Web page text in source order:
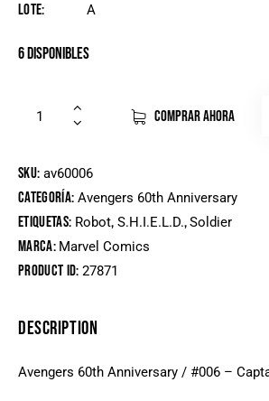
Lote A
6 disponibles
COMPRAR AHORA
SKU: av60006
Categoría: Avengers 60th Anniversary
Etiquetas: Robot, S.H.I.E.L.D.,Soldier
Marca: Marvel Comics
Product ID:27871
DESCRIPTION
Avengers 60th Anniversary / #006 –